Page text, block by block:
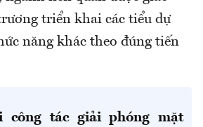
triển khai các tiểu dự
năng khác theo đúng tiến
công tác giải phóng mặt